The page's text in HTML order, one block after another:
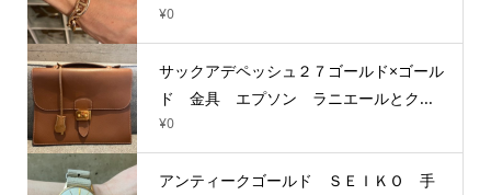
¥0
サックアデペッシュ２７ゴールド×ゴール
ド 金具 エプソン ラニエールとク...
¥0
アンティークゴールド ＳＥＩＫＯ 手